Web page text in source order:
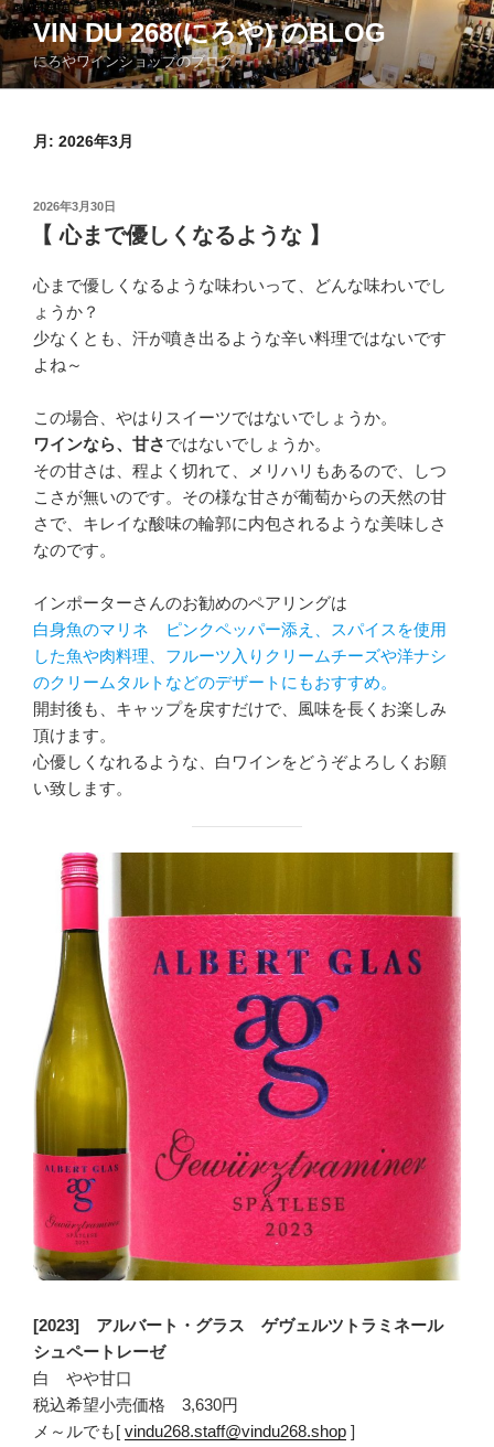
コ
ン
テ
ン
VIN DU 268(にろや) のBLOG
にろやワインショップのブログ
月: 2026年3月
投
日:
2026年3月30日
【 心まで優しくなるような 】
心まで優しくなるような味わいって、どんな味わいでし
ょうか？
少なくとも、汗が噴き出るような辛い料理ではないです
よね～
この場合、やはりスイーツではないでしょうか。
ワインなら、甘さではないでしょうか。
その甘さは、程よく切れて、メリハリもあるので、しつ
こさが無いのです。その様な甘さが葡萄からの天然の甘
さで、キレイな酸味の輪郭に内包されるような美味しさ
なのです。
インポーターさんのお勧めのペアリングは
白身魚のマリネ ピンクペッパー添え、スパイスを使用
した魚や肉料理、フルーツ入りクリームチーズや洋ナシ
のクリームタルトなどのデザートにもおすすめ。
開封後も、キャップを戻すだけで、風味を長くお楽しみ
頂けます。
心優しくなれるような、白ワインをどうぞよろしくお願
い致します。
[2023] アルバート・グラス ゲヴェルツトラミネール
シュペートレーゼ
白 やや甘口
税込希望小売価格 3,630円
メ～ルでも[ vindu268.staff@vindu268.shop ]